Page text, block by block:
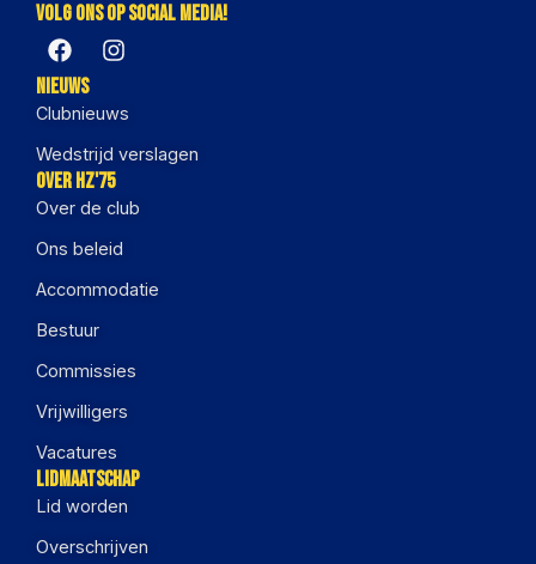
Volg ons op social media!
Nieuws
Clubnieuws
Wedstrijd verslagen
Over HZ'75
Over de club
Ons beleid
Accommodatie
Bestuur
Commissies
Vrijwilligers
Vacatures
Lidmaatschap
Lid worden
Overschrijven